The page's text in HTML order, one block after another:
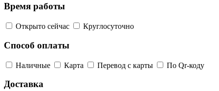
Время работы
Открыто сейчас Круглосуточно
Способ оплаты
Наличные Карта Перевод с карты По Qr-коду
Доставка